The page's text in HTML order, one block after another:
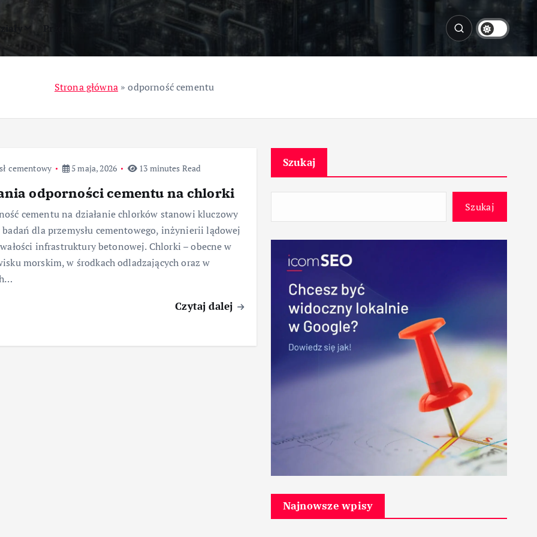
Przemysł
Strona główna»odporność cementu
cementowy 5 maja, 2026 13 minutes Read
odporności cementu na chlorki
cementu na działanie chlorków stanowi kluczowy
badań dla przemysłu cementowego, inżynierii lądowej
infrastruktury betonowej. Chlorki – obecne w
morskim, w środkach odladzających oraz w
Czytaj dalej
Szukaj
Szukaj
Najnowsze wpisy